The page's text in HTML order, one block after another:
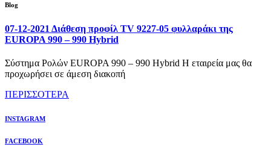
Blog
07-12-2021 Διάθεση προφίλ TV 9227-05 φυλλαράκι της
EUROPA 990 – 990 Hybrid
Σύστημα Ρολών EUROPA 990 – 990 Hybrid Η εταιρεία μας θα
προχωρήσει σε άμεση διακοπή
ΠΕΡΙΣΣΟΤΕΡΑ
INSTAGRAM
FACEBOOK